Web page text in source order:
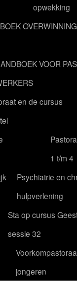
opwekking
VOOR
en de cursus
1 t/m 4
Psychiatrie en
hulpverlening
Sta op cursus
sessie 32
jongeren